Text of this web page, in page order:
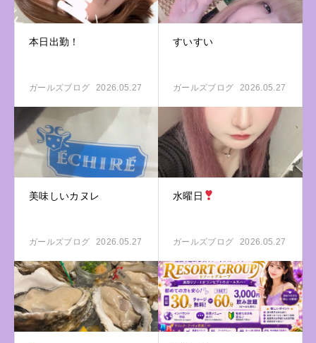
本日出勤！
ガールズブログ 2026.05.27
すいすい
ガールズブログ 2026.05.27
美味しいカヌレ
ガールズブログ 2026.05.27
水曜日
ガールズブログ 2026.05.27